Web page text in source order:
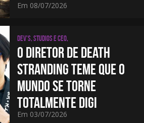
Em 08/07/2026
Dev's, studios e CEO,
O DIRETOR DE DEATH
STRANDING TEME QUE O
MUNDO SE TORNE
TOTALMENTE DIGI
Em 03/07/2026